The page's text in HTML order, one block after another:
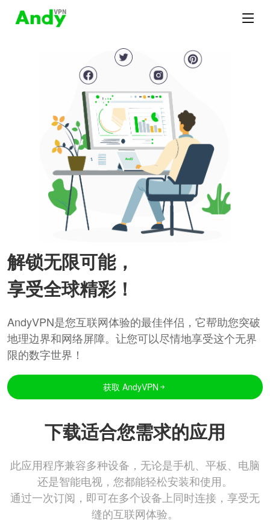
解锁无限可能，
享受全球精彩！
AndyVPN是您互联网体验的最佳伴侣，它帮助您突破
地理边界和网络屏障。让您可以尽情地享受这个无界
限的数字世界！
获取 AndyVPN
下载适合您需求的应用
此应用程序兼容多种设备，无论是手机、平板、电脑
还是智能电视，您都能轻松安装和使用。
通过一次订阅，即可在多个设备上同时连接，享受无
缝的互联网体验。